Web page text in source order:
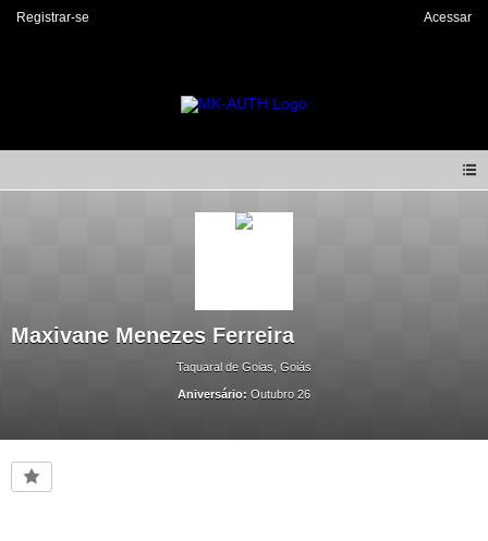
Registrar-se Acessar
Maxivane Menezes Ferreira
Taquaral de Goias, Goiás
Aniversário: Outubro 26